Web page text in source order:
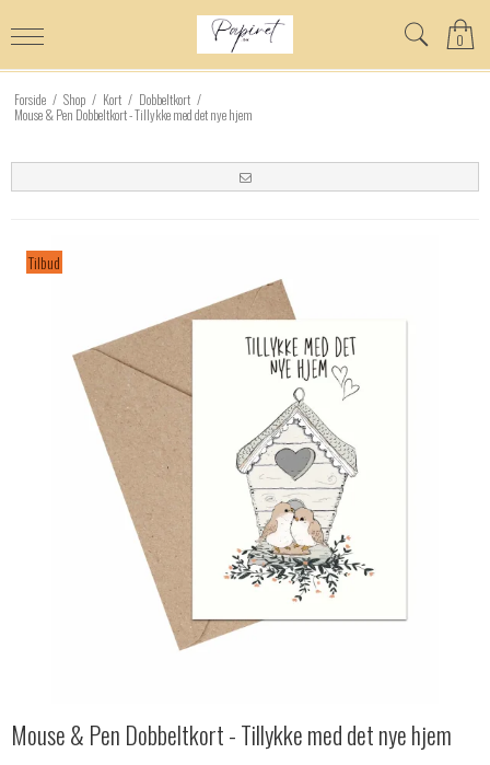
0
Forside / Shop / Kort / Dobbeltkort /
Mouse & Pen Dobbeltkort - Tillykke med det nye hjem
Tilbud
Mouse & Pen Dobbeltkort - Tillykke med det nye hjem